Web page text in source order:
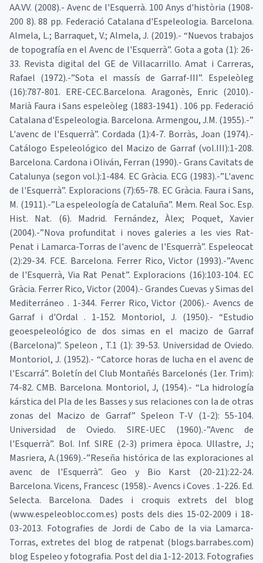
AA.VV. (2008).- Avenc de l'Esquerrà. 100 Anys d'història (1908-
200 8). 88 pp. Federació Catalana d'Espeleologia. Barcelona.
Almela, L.; Barraquet, V.; Almela, J. (2019).- “Nuevos trabajos
de topografía en el Avenc de l'Esquerrà”. Gota a gota (1): 26-
33. Revista digital del GE de Villacarrillo. Amat i Carreras,
Rafael (1972).-”Sota el massís de Garraf-III”. Espeleòleg
(16):787-801. ERE-CEC.Barcelona. Aragonès, Enric (2010).-
Marià Faura i Sans espeleòleg (1883-1941) . 106 pp. Federació
Catalana d'Espeleologia. Barcelona. Armengou, J.M. (1955).-”
L'avenc de l'Esquerrà”. Cordada (1):4-7. Borràs, Joan (1974).-
Catálogo Espeleológico del Macizo de Garraf (vol.III):1-208.
Barcelona. Cardona i Oliván, Ferran (1990).- Grans Cavitats de
Catalunya (segon vol.):1-484. EC Gràcia. ECG (1983).-”L'avenc
de l'Esquerrà”. Exploracions (7):65-78. EC Gràcia. Faura i Sans,
M. (1911).-”La espeleología de Cataluña”. Mem. Real Soc. Esp.
Hist. Nat. (6). Madrid. Fernández, Àlex; Poquet, Xavier
(2004).-”Nova profunditat i noves galeries a les vies Rat-
Penat i Lamarca-Torras de l'avenc de l'Esquerrà”. Espeleocat
(2):29-34. FCE. Barcelona. Ferrer Rico, Victor (1993).-”Avenc
de l'Esquerrà, Via Rat Penat”. Exploracions (16):103-104. EC
Gràcia. Ferrer Rico, Victor (2004).- Grandes Cuevas y Simas del
Mediterráneo . 1-344. Ferrer Rico, Victor (2006).- Avencs de
Garraf i d'Ordal . 1-152. Montoriol, J. (1950).- “Estudio
geoespeleológico de dos simas en el macizo de Garraf
(Barcelona)”. Speleon , T.1 (1): 39-53. Universidad de Oviedo.
Montoriol, J. (1952).- “Catorce horas de lucha en el avenc de
l'Escarrá”. Boletín del Club Montañés Barcelonés (1er. Trim):
74-82. CMB. Barcelona. Montoriol, J, (1954).- “La hidrología
kárstica del Pla de les Basses y sus relaciones con la de otras
zonas del Macizo de Garraf” Speleon T-V (1-2): 55-104.
Universidad de Oviedo. SIRE-UEC (1960).-”Avenc de
l'Esquerrà”. Bol. Inf. SIRE (2-3) primera època. Ullastre, J.;
Masriera, A.(1969).-”Reseña histórica de las exploraciones al
avenc de l'Esquerrà”. Geo y Bio Karst (20-21):22-24.
Barcelona. Vicens, Francesc (1958).- Avencs i Coves . 1-226. Ed.
Selecta. Barcelona. Dades i croquis extrets del blog
(www.espeleobloc.com.es) posts dels dies 15-02-2009 i 18-
03-2013. Fotografies de Jordi de Cabo de la via Lamarca-
Torras, extretes del blog de ratpenat (blogs.barrabes.com)
blog Espeleo y fotografia. Post del dia 1-12-2013. Fotografies